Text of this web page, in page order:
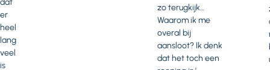
dat
er
heel
lang
veel
is
zo terugkijk…
Waarom ik me
overal bij
aansloot? Ik denk
dat het toch een